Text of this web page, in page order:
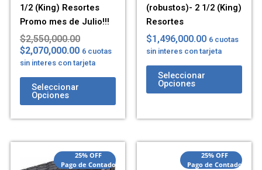
1/2 (King) Resortes
Promo mes de Julio!!!
$2,550,000.00
$2,070,000.00 6 cuotas
sin interes con tarjeta
Seleccionar
Opciones
(robustos)- 2 1/2 (King)
Resortes
$1,496,000.00 6 cuotas
sin interes con tarjeta
Seleccionar
Opciones
25% OFF
Pago de Contado
25% OFF
Pago de Contado